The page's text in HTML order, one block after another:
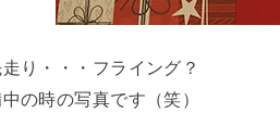
り・・・フライング？
の時の写真です（笑）